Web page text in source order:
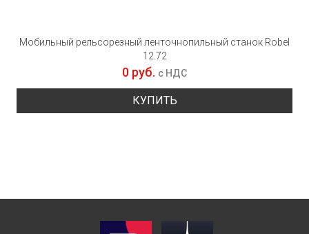
Мобильный рельсорезный ленточнопильный станок Robel
12.72
0 руб. с НДС
КУПИТЬ